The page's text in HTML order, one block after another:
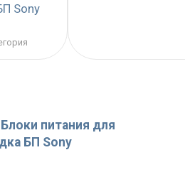
Sony
Блоки питания для
БП Sony